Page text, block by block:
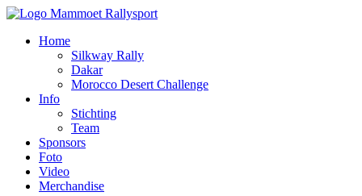
Home
Silkway Rally
Dakar
Morocco Desert Challenge
Info
Stichting
Team
Sponsors
Foto
Video
Merchandise